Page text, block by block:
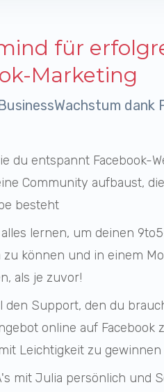
für
Marketing
dank
du entspannt Facebook-
Community aufbaust,
besteht
lernen, um deinen
zu können und in einem
als je zuvor!
den Support, den du
online auf Facebook
Leichtigkeit zu gewinnen
mit Julia persönlich und